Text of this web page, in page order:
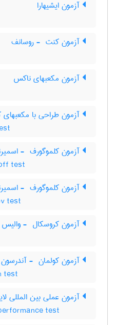
آزمون ایشیهارا
آزمون کنت ‎ - روسانف
آزمون مکعبهای ناکس
آزمون طراحی با
آزمون کلموگورف ‎ - اسمیرنف
test
آزمون کلموگورف ‎ - اسمیرنف
test
آزمون کروسکال ‎ - والیس
آزمون کولمان ‎ - آندرسون
test
آزمون عملی بین المللی
test